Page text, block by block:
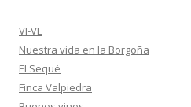
VI-VE
Nuestra vida en la Borgoña
El Sequé
Finca Valpiedra